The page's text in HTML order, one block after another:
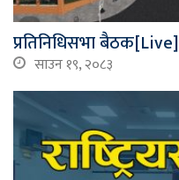
प्रतिनिधिसभा बैठक[Live]
साउन १९, २०८३